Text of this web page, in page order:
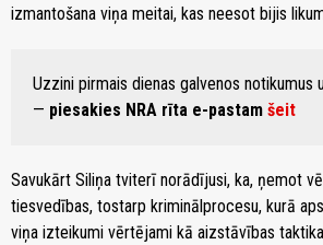
izmantošana viņa meitai, kas neesot bijis
Uzzini pirmais dienas galvenos notikumus
— piesakies NRA rīta e-pastam šeit
Savukārt Siliņa tviterī norādījusi, ka, ņemot
tiesvedības, tostarp kriminālprocesu, kurā
viņa izteikumi vērtējami kā aizstāvības